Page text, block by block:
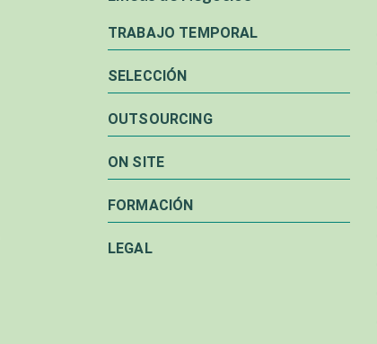
TRABAJO TEMPORAL
SELECCIÓN
OUTSOURCING
ON SITE
FORMACIÓN
LEGAL